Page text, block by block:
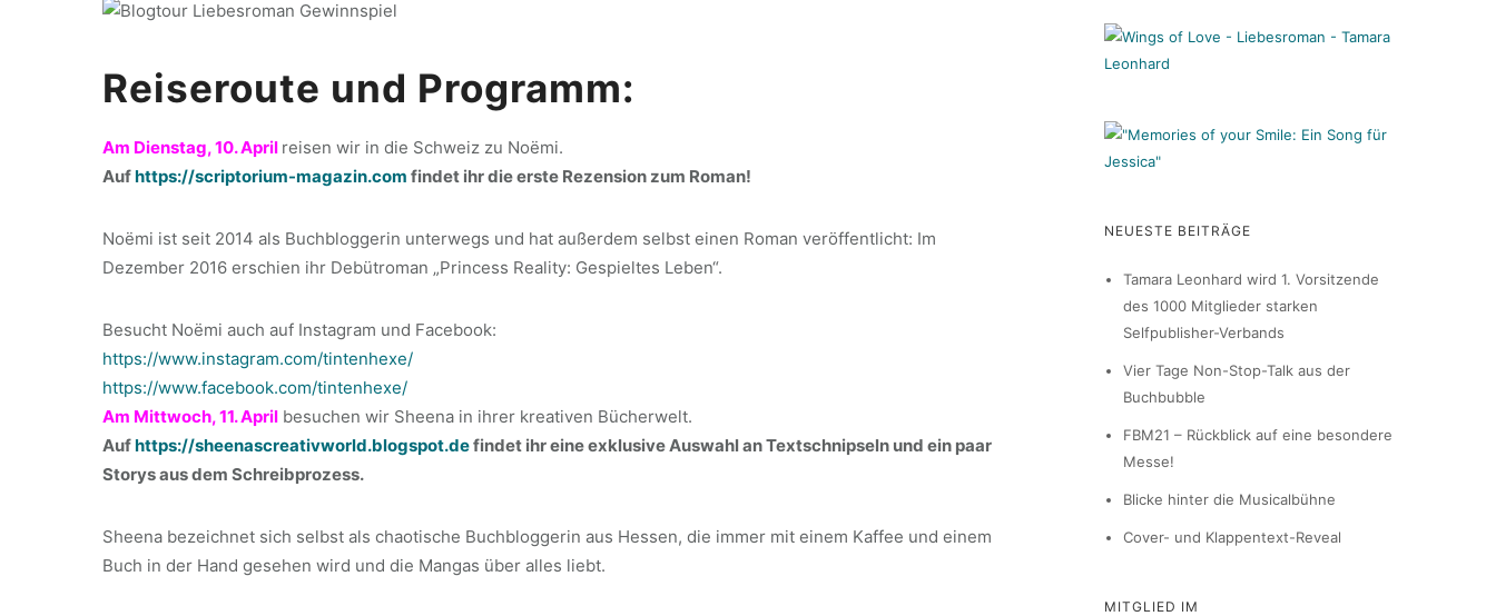
Reiseroute und Programm:
Am Dienstag, 10. April reisen wir in die Schweiz zu Noëmi.
Aufhttps://scriptorium-magazin.com findet ihr die erste Rezension zum Roman!
Noëmi ist seit 2014 als Buchbloggerin unterwegs und hat außerdem selbst einen Roman veröffentlicht: Im
Dezember 2016 erschien ihr Debütroman „Princess Reality: Gespieltes Leben“.
Besucht Noëmi auch auf Instagram und Facebook:
https://www.instagram.com/tintenhexe/
https://www.facebook.com/tintenhexe/
Am Mittwoch, 11. April besuchen wir Sheena in ihrer kreativen Bücherwelt.
Aufhttps://sheenascreativworld.blogspot.defindet ihr eine exklusive Auswahl an Textschnipseln und ein paar
Storys aus dem Schreibprozess.
Sheena bezeichnet sich selbst als chaotische Buchbloggerin aus Hessen, die immer mit einem Kaffee und einem
Buch in der Hand gesehen wird und die Mangas über alles liebt.
NEUESTE BEITRÄGE
Tamara Leonhard wird 1. Vorsitzende
des 1000 Mitglieder starken
Selfpublisher-Verbands
Vier Tage Non-Stop-Talk aus der
Buchbubble
FBM21 – Rückblick auf eine besondere
Messe!
Blicke hinter die Musicalbühne
Cover- und Klappentext-Reveal
MITGLIED IM